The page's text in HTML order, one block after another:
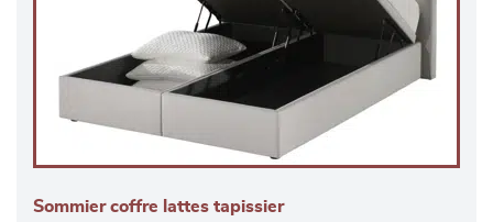
Sommier coffre lattes tapissier